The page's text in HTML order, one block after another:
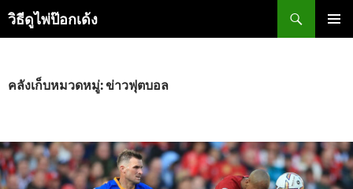
ข้าม
ไปวิธีดูไพ่ป๊อกเด้ง
ค้นหา
คลังเก็บหมวดหมู่: ข่าวฟุตบอล